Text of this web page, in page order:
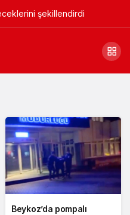
şekillendirdi
Beykoz’da pompalı